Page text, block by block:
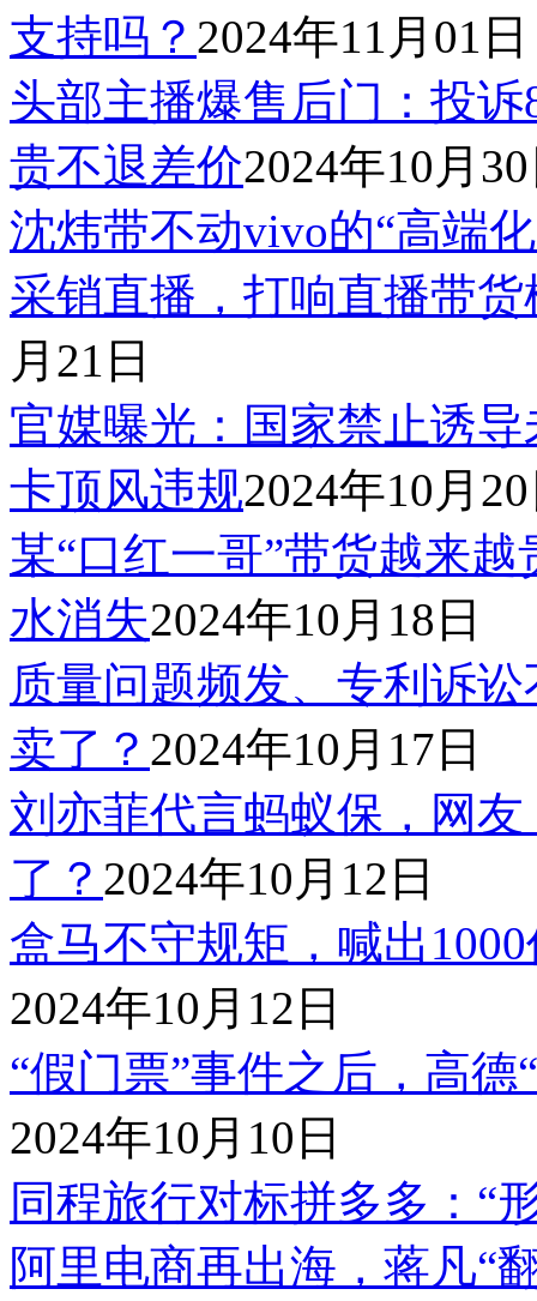
支持吗？ 2024年11月01日
头部主播爆售后门：投
贵不退差价2024年10月
沈炜带不动vivo的“高端
采销直播，打响直播带
月21日
官媒曝光：国家禁止诱
卡顶风违规2024年10月
某“口红一哥”带货越来
水消失2024年10月18日
质量问题频发、专利诉
卖了？ 2024年10月17日
刘亦菲代言蚂蚁保，网
了？ 2024年10月12日
盒马不守规矩，喊出
2024年10月12日
“假门票”事件之后，高
2024年10月10日
同程旅行对标拼多多：“
阿里电商再出海，蒋凡“